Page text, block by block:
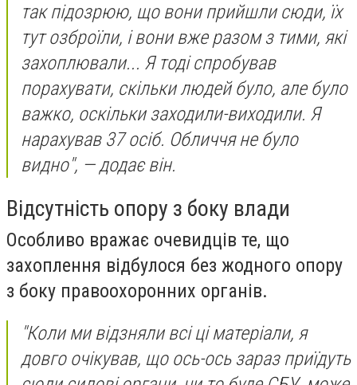
так підозрюю, що вони прийшли сюди, їх
тут озброїли, і вони вже разом з тими, які
захоплювали... Я тоді спробував
порахувати, скільки людей було, але було
важко, оскільки заходили-виходили. Я
нарахував 37 осіб. Обличчя не було
видно", — додає він.
Відсутність опору з боку влади
Особливо вражає очевидців те, що
захоплення відбулося без жодного опору
з боку правоохоронних органів.
"Коли ми відзняли всі ці матеріали, я
довго очікував, що ось-ось зараз приїдуть